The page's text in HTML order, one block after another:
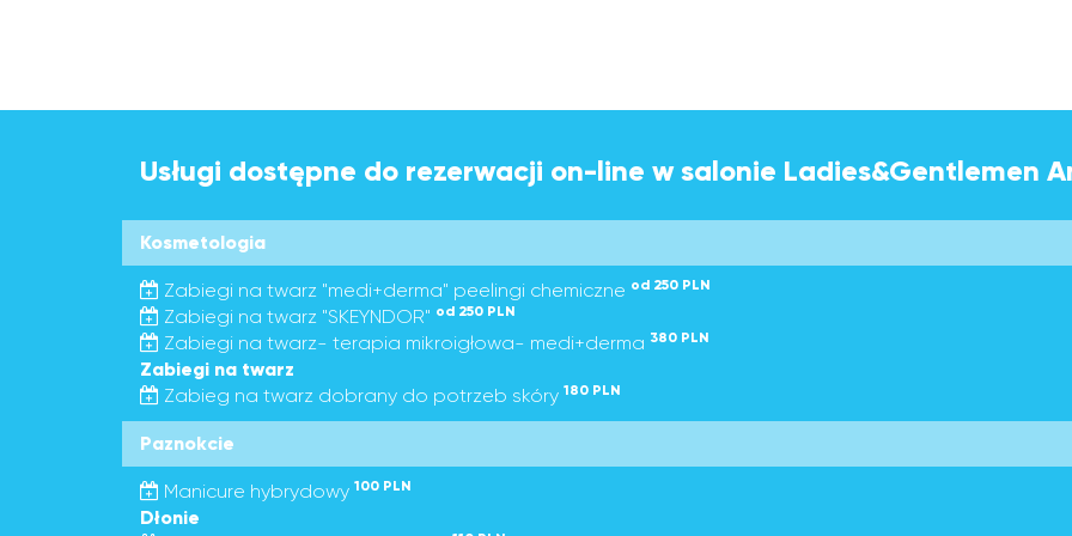
Usługi dostępne do rezerwacji on-line w salonie Ladies&Gentlemen
Kosmetologia
Zabiegi na twarz "medi+derma" peelingi chemiczne od 250 PLN
Zabiegi na twarz "SKEYNDOR" od 250 PLN
Zabiegi na twarz- terapia mikroigłowa- medi+derma 380 PLN
Zabiegi na twarz
Zabieg na twarz dobrany do potrzeb skóry 180 PLN
Paznokcie
Manicure hybrydowy 100 PLN
Dłonie